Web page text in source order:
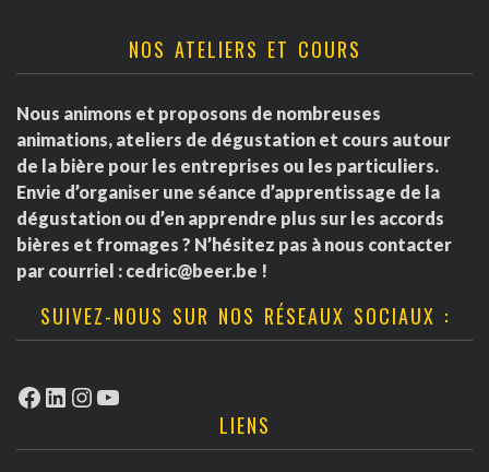
NOS ATELIERS ET COURS
Nous animons et proposons de nombreuses
animations, ateliers de dégustation et cours autour
de la bière pour les entreprises ou les particuliers.
Envie d’organiser une séance d’apprentissage de la
dégustation ou d’en apprendre plus sur les accords
bières et fromages ? N’hésitez pas à nous contacter
par courriel : cedric@beer.be !
SUIVEZ-NOUS SUR NOS RÉSEAUX SOCIAUX :
Facebook
LinkedIn
Instagram
YouTube
LIENS